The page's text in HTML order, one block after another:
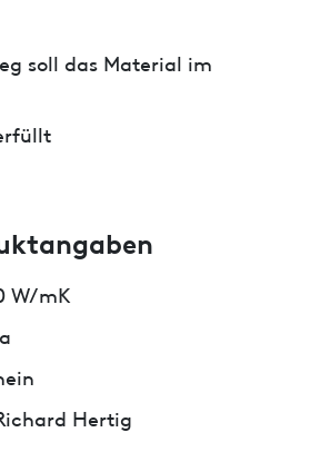
soll das Material im
W/mK
Hertig